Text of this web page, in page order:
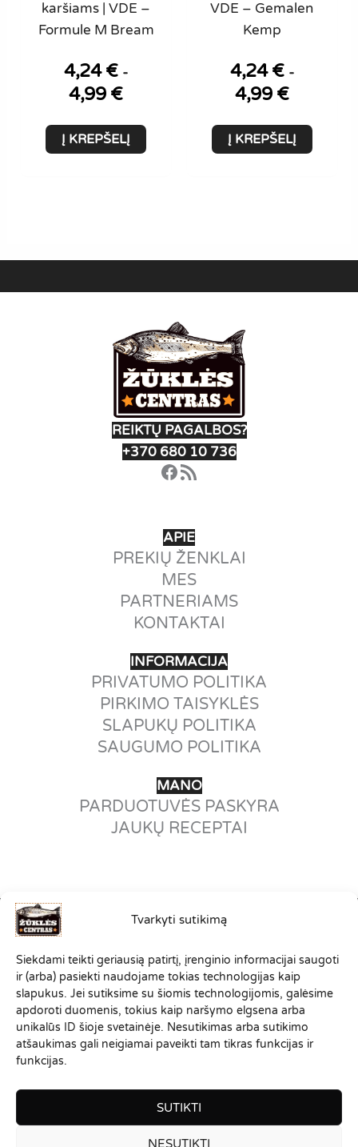
Tvarkyti sutikimą
Siekdami teikti geriausią patirtį, įrenginio informacijai saugoti
ir (arba) pasiekti naudojame tokias technologijas kaip
slapukus. Jei sutiksime su šiomis technologijomis, galėsime
apdoroti duomenis, tokius kaip naršymo elgsena arba
unikalūs ID šioje svetainėje. Nesutikimas arba sutikimo
atšaukimas gali neigiamai paveikti tam tikras funkcijas ir
funkcijas.
SUTIKTI
NESUTIKTI
karšiams | VDE –
Formule M Bream
4,24€ -
4,99 €
Į KREPŠELĮ
VDE – Gemalen
Kemp
4,24€ -
4,99 €
Į KREPŠELĮ
REIKTŲ PAGALBOS?
+370 680 10 736
Facebook
RSS Feed
APIE
PREKIŲ ŽENKLAI
MES
PARTNERIAMS
KONTAKTAI
INFORMACIJA
PRIVATUMO POLITIKA
PIRKIMO TAISYKLĖS
SLAPUKŲ POLITIKA
SAUGUMO POLITIKA
MANO
PARDUOTUVĖS PASKYRA
JAUKŲ RECEPTAI
VISOS TEISĖS SAUGOMOS.
ZUKLESCENTRAS.LT PRIKLAUSO
SPORTINĖS ŽŪKLĖS KLUBO
"ŽVEJONYS"ŠEIMAI